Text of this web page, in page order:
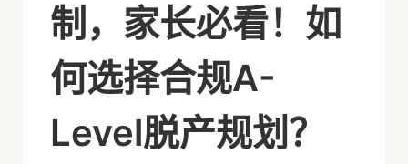
制，家长必看！如
何选择合规A-
Level脱产规划？